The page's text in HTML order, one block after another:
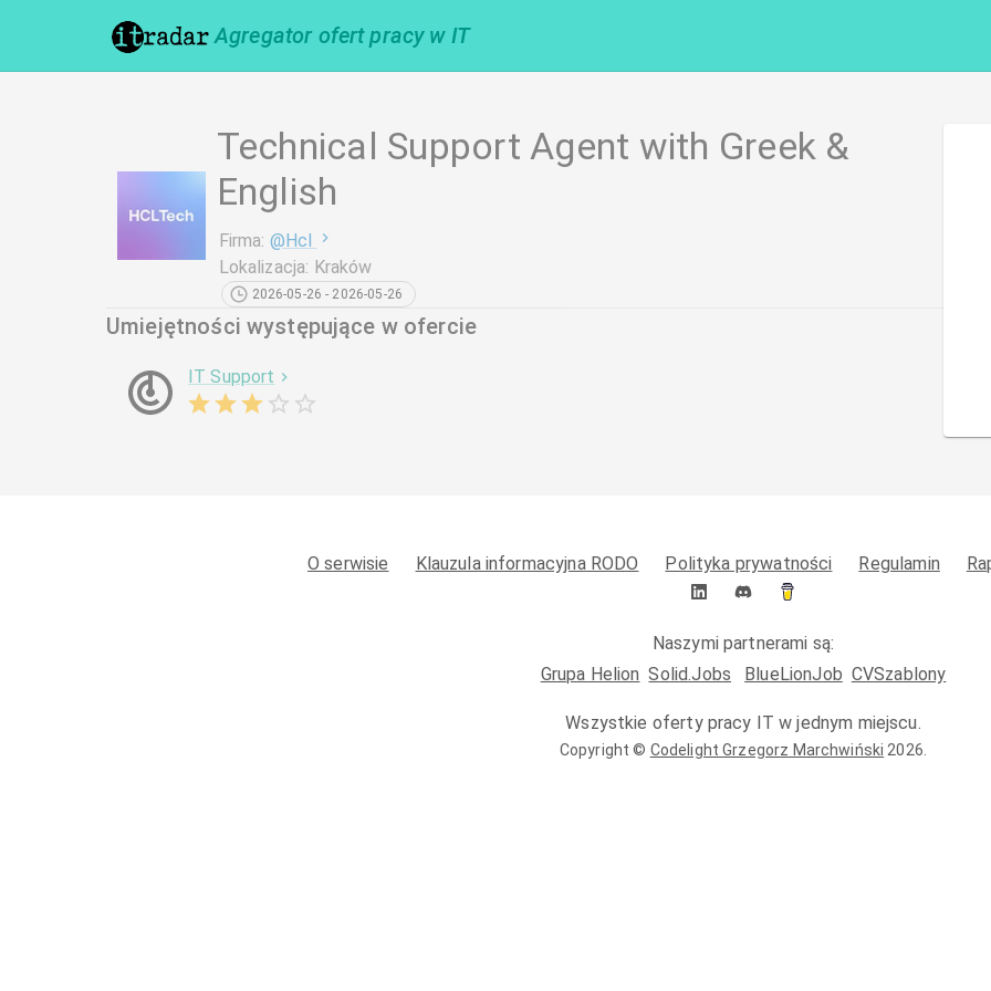
Agregator ofert pracy w IT
Technical Support Agent with Greek &
English
Firma: @Hcl
Lokalizacja: Kraków
2026-05-26 - 2026-05-26
Umiejętności występujące w ofercie
IT Support
O serwisie Klauzula informacyjna RODO Polityka prywatności Regulamin
Naszymi partnerami są:
Grupa Helion Solid.Jobs BlueLionJob CVSzablony
Wszystkie oferty pracy IT w jednym miejscu.
Copyright © Codelight Grzegorz Marchwiński 2026